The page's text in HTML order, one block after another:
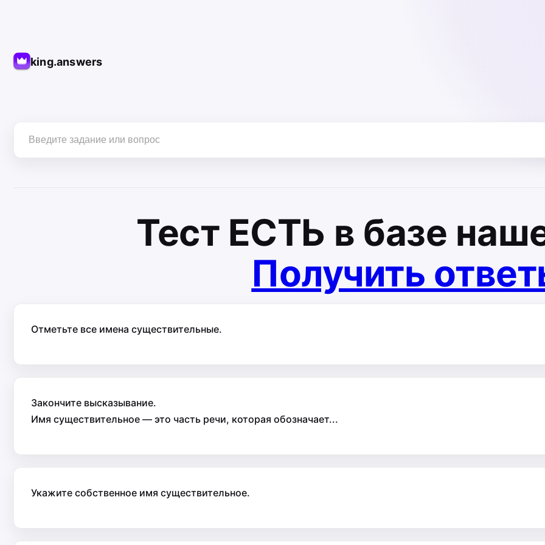
king.answers
Тест ЕСТЬ в базе
Получить
Отметьте все имена существительные.
Закончите высказывание.
Имя существительное — это часть речи, которая обозначает...
Укажите собственное имя существительное.